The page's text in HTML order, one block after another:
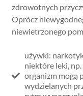
zdrowotnych
Oprócz
niewietrzonego
używki:
niektóre leki,
organizm mogą
wydzielanych